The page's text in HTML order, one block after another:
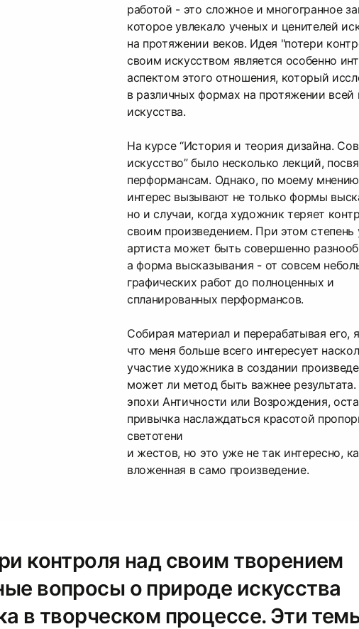
работой - это сложное и многогранное
которое увлекало ученых и ценителей
на протяжении веков. Идея "потери
своим искусством является особенно
аспектом этого отношения, который
в различных формах на протяжении всей
искусства.
На курсе “История и теория дизайна.
искусство” было несколько лекций,
перформансам. Однако, по моему
интерес вызывают не только формы
но и случаи, когда художник теряет
своим произведением. При этом степень
артиста может быть совершенно
а форма высказывания - от совсем
графических работ до полноценных и
спланированных перформансов.
Собирая материал и перерабатывая его,
что меня больше всего интересует
участие художника в создании
может ли метод быть важнее
эпохи Античности или Возрождения,
привычка наслаждаться красотой
светотени
и жестов, но это уже не так интересно,
вложенная в само произведение.
контроля над своим творением
вопросы о природе искусства
в творческом процессе. Эти